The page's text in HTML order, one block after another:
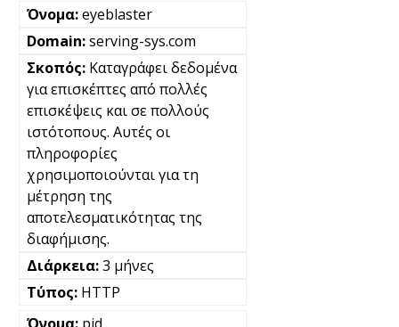
eyeblaster
serving-sys.com
Καταγράφει δεδομένα
για επισκέπτες από πολλές
επισκέψεις και σε πολλούς
ιστότοπους. Αυτές οι
πληροφορίες
χρησιμοποιούνται για τη
μέτρηση της
αποτελεσματικότητας της
διαφήμισης.
3 μήνες
HTTP